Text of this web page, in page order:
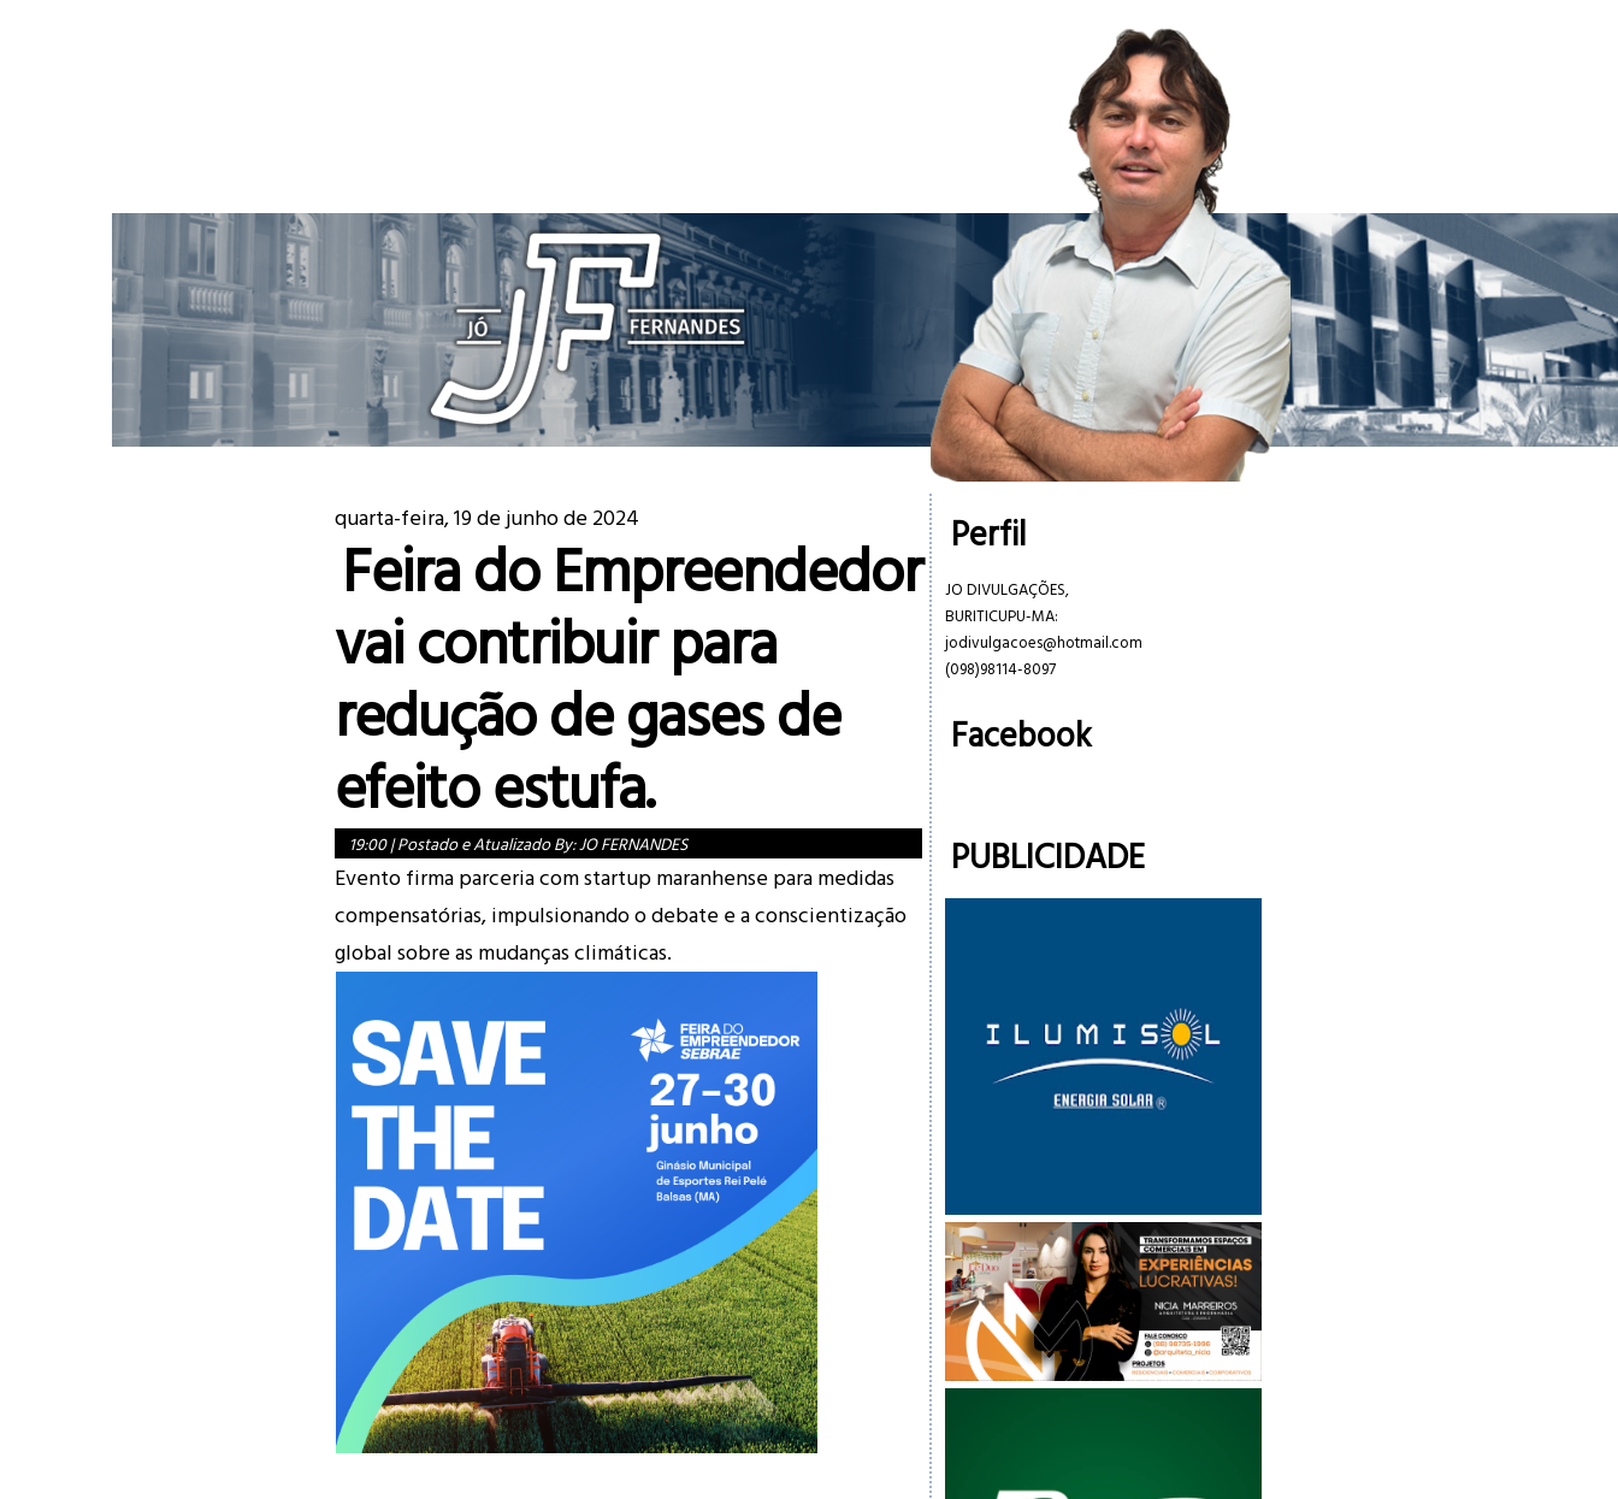
quarta-feira, 19 de junho de 2024
Feira do Empreendedor
vai contribuir para
redução de gases de
efeito estufa.
19:00|Postado e Atualizado By:JO FERNANDES
Evento firma parceria com startup maranhense para medidas
compensatórias, impulsionando o debate e a conscientização
global sobre as mudanças climáticas.
Perfil
JO DIVULGAÇÕES,
BURITICUPU-MA:
jodivulgacoes@hotmail.com
(098)98114-8097
Facebook
PUBLICIDADE